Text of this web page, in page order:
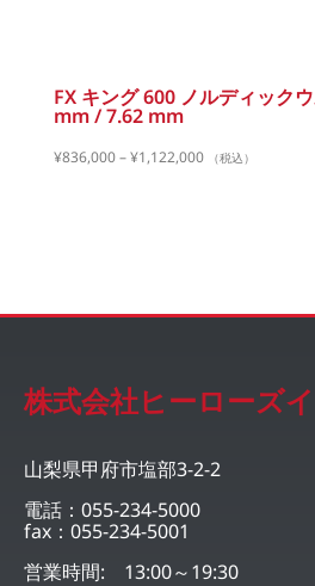
FX キング 600 ノルディック
mm / 7.62 mm
¥836,000–¥1,122,000 （税込）
株式会社ヒーローズ
山梨県甲府市塩部3-2-2
電話：055-234-5000
fax：055-234-5001
営業時間: 13:00～19:30